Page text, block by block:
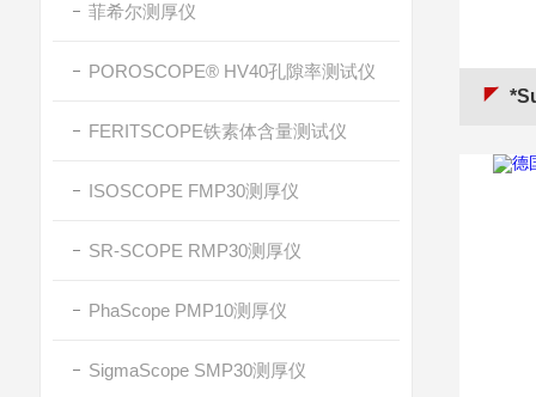
菲希尔测厚仪
POROSCOPE® HV40孔隙率测试仪
FERITSCOPE铁素体含量测试仪
ISOSCOPE FMP30测厚仪
SR-SCOPE RMP30测厚仪
PhaScope PMP10测厚仪
SigmaScope SMP30测厚仪